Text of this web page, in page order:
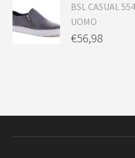
BSL CASUAL
UOMO
€56,98